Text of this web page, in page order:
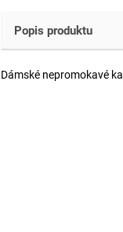
Popis produktu
Dámské nepromokavé